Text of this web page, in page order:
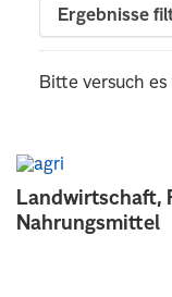
Landwirtschaft,
Nahrungsmittel
Ergebnisse
Bitte versuch